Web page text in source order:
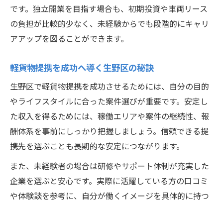
です。独立開業を目指す場合も、初期投資や車両リース
の負担が比較的少なく、未経験からでも段階的にキャリ
アアップを図ることができます。
軽貨物提携を成功へ導く生野区の秘訣
生野区で軽貨物提携を成功させるためには、自分の目的
やライフスタイルに合った案件選びが重要です。安定し
た収入を得るためには、稼働エリアや案件の継続性、報
酬体系を事前にしっかり把握しましょう。信頼できる提
携先を選ぶことも長期的な安定につながります。
また、未経験者の場合は研修やサポート体制が充実した
企業を選ぶと安心です。実際に活躍している方の口コミ
や体験談を参考に、自分が働くイメージを具体的に持つ